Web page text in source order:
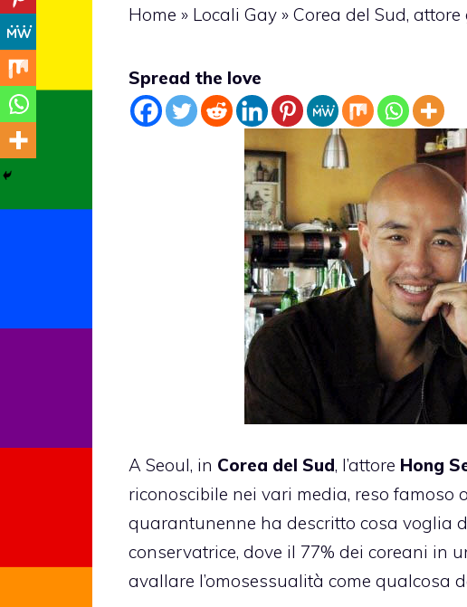
Home » Locali Gay » Corea del Sud,
Spread the love
A Seoul, in Corea del Sud, l’attore Hong
riconoscibile nei vari media, reso famoso
quarantunenne ha descritto cosa voglia
conservatrice, dove il 77% dei coreani in
avallare l’omosessualità come qualcosa